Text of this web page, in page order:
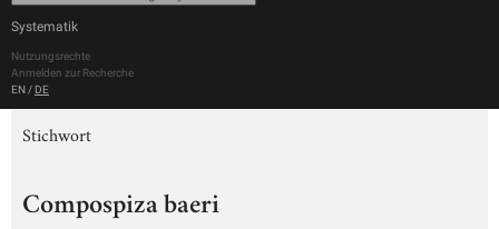
Systematik
Nutzungsrechte
Anmelden zur Recherche
EN / DE
Stichwort
Compospiza baeri